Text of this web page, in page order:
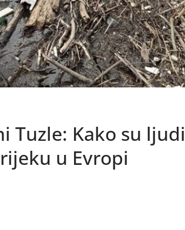
Tuzle: Kako su ljudi
u Evropi